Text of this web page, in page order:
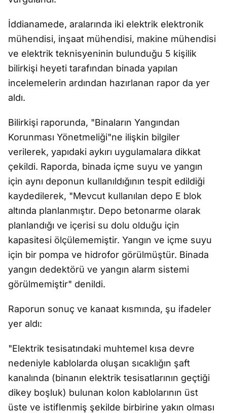
İddianamede, aralarında iki elektrik elektronik
mühendisi, inşaat mühendisi, makine mühendisi
ve elektrik teknisyeninin bulunduğu 5 kişilik
bilirkişi heyeti tarafından binada yapılan
incelemelerin ardından hazırlanan rapor da yer
aldı.
Bilirkişi raporunda, "Binaların Yangından
Korunması Yönetmeliği"ne ilişkin bilgiler
verilerek, yapıdaki aykırı uygulamalara dikkat
çekildi. Raporda, binada içme suyu ve yangın
için aynı deponun kullanıldığının tespit edildiği
kaydedilerek, "Mevcut kullanılan depo E blok
altında planlanmıştır. Depo betonarme olarak
planlandığı ve içerisi su dolu olduğu için
kapasitesi ölçülememiştir. Yangın ve içme suyu
için bir pompa ve hidrofor görülmüştür. Binada
yangın dedektörü ve yangın alarm sistemi
görülmemiştir" denildi.
Raporun sonuç ve kanaat kısmında, şu ifadeler
yer aldı:
"Elektrik tesisatındaki muhtemel kısa devre
nedeniyle kablolarda oluşan sıcaklığın şaft
kanalında (binanın elektrik tesisatlarının geçtiği
dikey boşluk) bulunan kolon kablolarının üst
üste ve istiflenmiş şekilde birbirine yakın olması